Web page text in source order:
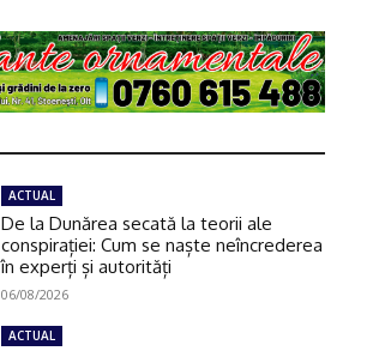
ACTUAL
De la Dunărea secată la teorii ale
conspirației: Cum se naște neîncrederea
în experți și autorități
06/08/2026
ACTUAL